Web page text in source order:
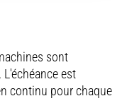
sont
est
continu pour chaque